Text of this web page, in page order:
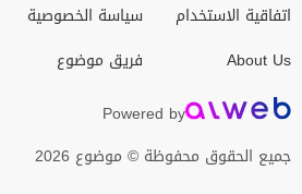
اتفاقية الاستخدام
About Us
سياسة الخصوصية
فريق موضوع
Powered by
جميع الحقوق محفوظة © موضوع 2026